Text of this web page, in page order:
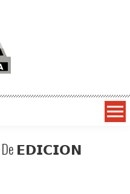
De 𝗘𝗗𝗜𝗖𝗜𝗢𝗡